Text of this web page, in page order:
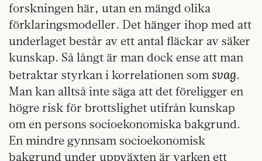
forskningen här, utan en mängd olika
förklaringsmodeller. Det hänger ihop med att
underlaget består av ett antal fläckar av säker
kunskap. Så långt är man dock ense att man
betraktar styrkan i korrelationen somsvag.
Man kan alltså inte säga att det föreligger en
högre risk för brottslighet utifrån kunskap
om en persons socioekonomiska bakgrund.
En mindre gynnsam socioekonomisk
bakgrund under uppväxten är varken ett